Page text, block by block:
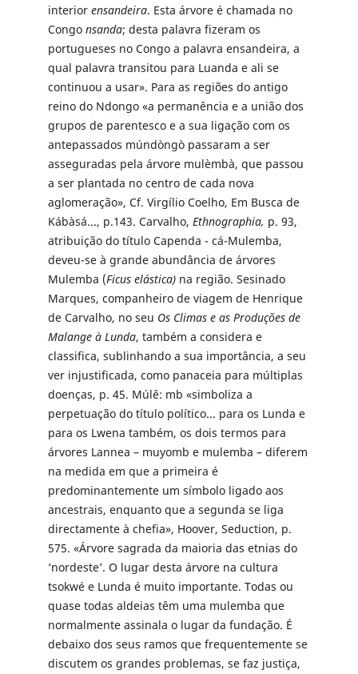
interior ensandeira. Esta árvore é chamada no
Congo nsanda; desta palavra fizeram os
portugueses no Congo a palavra ensandeira, a
qual palavra transitou para Luanda e ali se
continuou a usar». Para as regiões do antigo
reino do Ndongo «a permanência e a união dos
grupos de parentesco e a sua ligação com os
antepassados múndòngò passaram a ser
asseguradas pela árvore mulèmbà, que passou
a ser plantada no centro de cada nova
aglomeração», Cf. Virgílio Coelho, Em Busca de
Kábàsá..., p.143. Carvalho, Ethnographia, p. 93,
atribuição do título Capenda - cá-Mulemba,
deveu-se à grande abundância de árvores
Mulemba (Ficus elástica)na região. Sesinado
Marques, companheiro de viagem de Henrique
de Carvalho, no seu Os Climas e as Produções de
Malange à Lunda, também a considera e
classifica, sublinhando a sua importância, a seu
ver injustificada, como panaceia para múltiplas
doenças, p. 45. Múlê: mb «simboliza a
perpetuação do título político... para os Lunda e
para os Lwena também, os dois termos para
árvores Lannea – muyomb e mulemba – diferem
na medida em que a primeira é
predominantemente um símbolo ligado aos
ancestrais, enquanto que a segunda se liga
directamente à chefia», Hoover, Seduction, p.
575. «Árvore sagrada da maioria das etnias do
‘nordeste’. O lugar desta árvore na cultura
tsokwé e Lunda é muito importante. Todas ou
quase todas aldeias têm uma mulemba que
normalmente assinala o lugar da fundação. É
debaixo dos seus ramos que frequentemente se
discutem os grandes problemas, se faz justiça,